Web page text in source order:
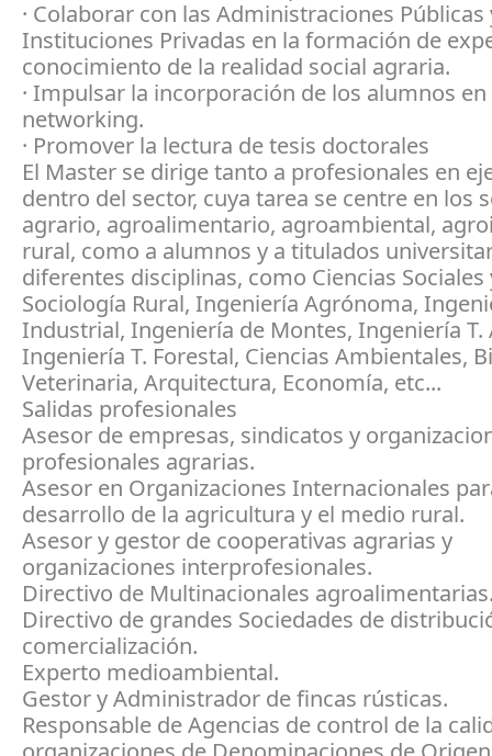
· Colaborar con las Administraciones Públicas
Instituciones Privadas en la formación de
conocimiento de la realidad social agraria.
· Impulsar la incorporación de los alumnos
networking.
· Promover la lectura de tesis doctorales
El Master se dirige tanto a profesionales en
dentro del sector, cuya tarea se centre en los
agrario, agroalimentario, agroambiental,
rural, como a alumnos y a titulados
diferentes disciplinas, como Ciencias Sociales
Sociología Rural, Ingeniería Agrónoma,
Industrial, Ingeniería de Montes, Ingeniería T.
Ingeniería T. Forestal, Ciencias Ambientales,
Veterinaria, Arquitectura, Economía, etc...
Salidas profesionales
Asesor de empresas, sindicatos y
profesionales agrarias.
Asesor en Organizaciones Internacionales
desarrollo de la agricultura y el medio rural.
Asesor y gestor de cooperativas agrarias y
organizaciones interprofesionales.
Directivo de Multinacionales
Directivo de grandes Sociedades de
comercialización.
Experto medioambiental.
Gestor y Administrador de fincas rústicas.
Responsable de Agencias de control de la